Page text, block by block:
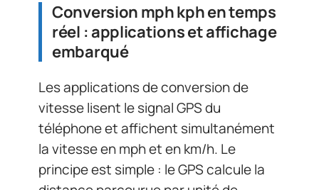
Conversion mph kph en temps
réel : applications et affichage
embarqué
Les applications de conversion de
vitesse lisent le signal GPS du
téléphone et affichent simultanément
la vitesse en mph et en km/h. Le
principe est simple : le GPS calcule la